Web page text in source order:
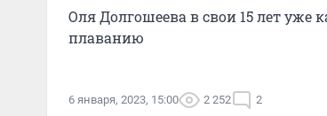
Оля Долгошеева в свои 15 лет уже
плаванию
6 января, 2023, 15:00 2 252 2